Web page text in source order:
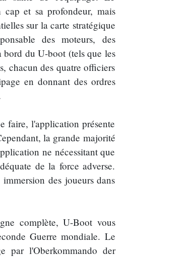
et sa profondeur, mais
sur la carte stratégique
des moteurs, des
bord du U-boot (tels que les
chacun des quatre officiers
en donnant des ordres
faire, l'application présente
la grande majorité
ne nécessitant que
de la force adverse.
des joueurs dans
complète, U-Boot vous
Guerre mondiale. Le
par l'Oberkommando der